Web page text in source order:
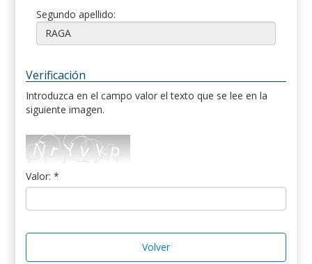
Segundo apellido:
Verificación
Introduzca en el campo valor el texto que se lee en la
siguiente imagen.
Valor: *
Volver